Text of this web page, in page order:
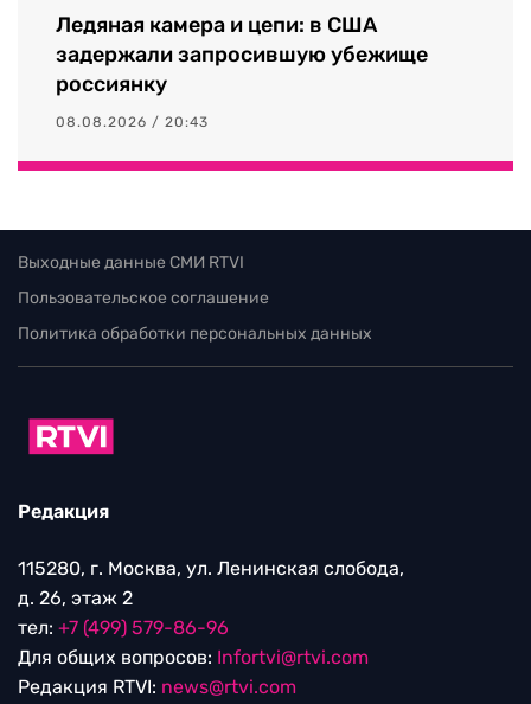
Ледяная камера и цепи: в США
задержали запросившую убежище
россиянку
08.08.2026 / 20:43
Выходные данные СМИ RTVI
Пользовательское соглашение
Политика обработки персональных данных
Редакция
115280, г. Москва, ул. Ленинская слобода,
д. 26, этаж 2
тел: +7 (499) 579-86-96
Для общих вопросов: Infortvi@rtvi.com
Редакция RTVI: news@rtvi.com